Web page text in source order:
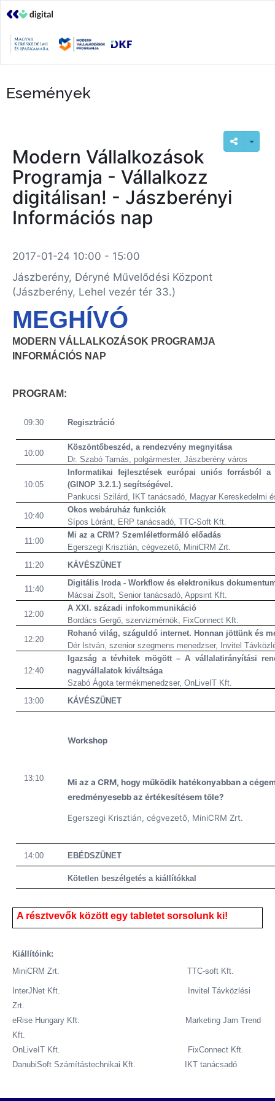
Események
Modern Vállalkozások
Programja - Vállalkozz
digitálisan! - Jászberényi
Információs nap
2017-01-24 10:00 - 15:00
Jászberény, Déryné Művelődési Központ
(Jászberény, Lehel vezér tér 33.)
MEGHÍVÓ
MODERN VÁLLALKOZÁSOK PROGRAMJA
INFORMÁCIÓS NAP
PROGRAM:
09:30 Regisztráció
10:00
Köszöntőbeszéd, a rendezvény megnyitása
Dr. Szabó Tamás, polgármester, Jászberény város
10:05
Informatikai fejlesztések európai uniós forrásból a
(GINOP 3.2.1.) segítségével.
Pankucsi Szilárd, IKT tanácsadó, Magyar Kereskedelmi
10:40
Okos webáruház funkciók
Sípos Lóránt, ERP tanácsadó, TTC-Soft Kft.
11:00
Mi az a CRM? Szemléletformáló előadás
Egerszegi Krisztián, cégvezető, MiniCRM Zrt.
11:20
KÁVÉSZÜNET
11:40
Digitális Iroda - Workflow és elektronikus
Mácsai Zsolt, Senior tanácsadó, Appsint Kft.
12:00
A XXI. századi infokommunikáció
Bordács Gergő, szervizmérnök, FixConnect Kft.
12:20
Rohanó világ, száguldó internet. Honnan jöttünk és
Dér István, szenior szegmens menedzser, Invitel
12:40
Igazság a tévhitek mögött – A vállalatirányítási
nagyvállalatok kiváltsága
Szabó Ágota termékmenedzser, OnLiveIT Kft.
13:00
KÁVÉSZÜNET
13:10
Workshop
Mi az a CRM, hogy működik hatékonyabban a
eredményesebb az értékesítésem tőle?
Egerszegi Krisztián, cégvezető, MiniCRM Zrt.
14:00 EBÉDSZÜNET
Kötetlen beszélgetés a kiállítókkal
A résztvevők között egy tabletet sorsolunk ki!
Kiállítóink:
MiniCRM Zrt. TTC-soft Kft.
InterJNet Kft. Invitel Távközlési
Zrt.
eRise Hungary Kft. Marketing Jam Trend
Kft.
OnLiveIT Kft. FixConnect Kft.
DanubiSoft Számítástechnikai Kft. IKT tanácsadó